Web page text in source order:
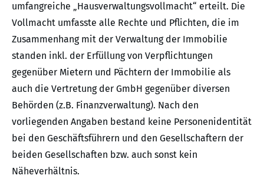
umfangreiche „Hausverwaltungsvollmacht“ erteilt. Die
Vollmacht umfasste alle Rechte und Pflichten, die im
Zusammenhang mit der Verwaltung der Immobilie
standen inkl. der Erfüllung von Verpflichtungen
gegenüber Mietern und Pächtern der Immobilie als
auch die Vertretung der GmbH gegenüber diversen
Behörden (z.B. Finanzverwaltung). Nach den
vorliegenden Angaben bestand keine Personenidentität
bei den Geschäftsführern und den Gesellschaftern der
beiden Gesellschaften bzw. auch sonst kein
Näheverhältnis.